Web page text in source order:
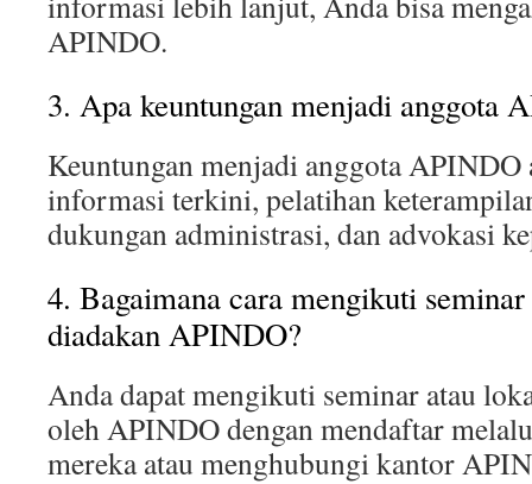
APINDO.
3. Apa keuntungan menjadi anggota
Keuntungan menjadi anggota APINDO
informasi terkini, pelatihan
dukungan administrasi, dan advokasi
4. Bagaimana cara mengikuti
diadakan APINDO?
Anda dapat mengikuti seminar atau
oleh APINDO dengan mendaftar
mereka atau menghubungi kantor